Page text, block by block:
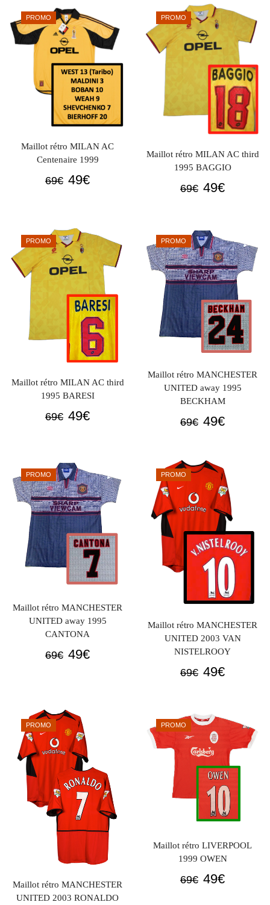
était :
69€. 49€.
était :
69€.
est :
PROMO
Maillot rétro MILAN AC
Centenaire 1999
69€ Le
était :
69€.
49€Le
49€.
PROMO
Maillot rétro MILAN AC third
1995 BAGGIO
69€ Le
était :
69€.
49€Le
49€.
PROMO
Maillot rétro MILAN AC third
1995 BARESI
69€ Le
était :
69€.
49€Le
49€.
PROMO
Maillot rétro MANCHESTER
UNITED away 1995
BECKHAM
69€ Le
était :
69€.
49€Le
49€.
PROMO
Maillot rétro MANCHESTER
UNITED away 1995
CANTONA
69€ Le
69€.
49€Le
PROMO
Maillot rétro MANCHESTER
UNITED 2003 VAN
NISTELROOY
69€ Le
était :
69€.
49€Le
est :
PROMO
Maillot rétro MANCHESTER
UNITED 2003 RONALDO
PROMO
Maillot rétro LIVERPOOL
1999 OWEN
69€ Le
49€Le